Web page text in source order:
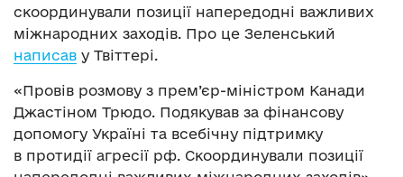
скоординували позиції напередодні важливих
міжнародних заходів. Про це Зеленський
написав у Твіттері.
«Провів розмову з прем’єр-міністром Канади
Джастіном Трюдо. Подякував за фінансову
допомогу Україні та всебічну підтримку
в протидії агресії рф. Скоординували позиції